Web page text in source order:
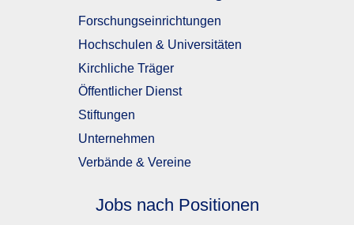
Forschungseinrichtungen
Hochschulen & Universitäten
Kirchliche Träger
Öffentlicher Dienst
Stiftungen
Unternehmen
Verbände & Vereine
Jobs nach Positionen